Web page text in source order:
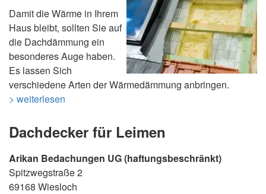
Damit die Wärme in Ihrem
Haus bleibt, sollten Sie auf
die Dachdämmung ein
besonderes Auge haben.
Es lassen Sich
verschiedene Arten der Wärmedämmung anbringen.
> weiterlesen
Dachdecker für Leimen
Arikan Bedachungen UG (haftungsbeschränkt)
Spitzwegstraße 2
69168 Wiesloch